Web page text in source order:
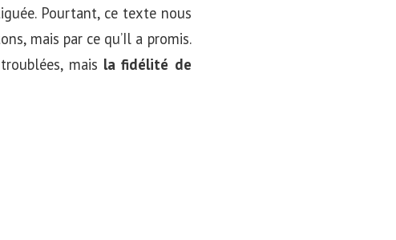
Pourtant, ce texte nous
mais par ce qu’Il a promis.
mais la fidélité de